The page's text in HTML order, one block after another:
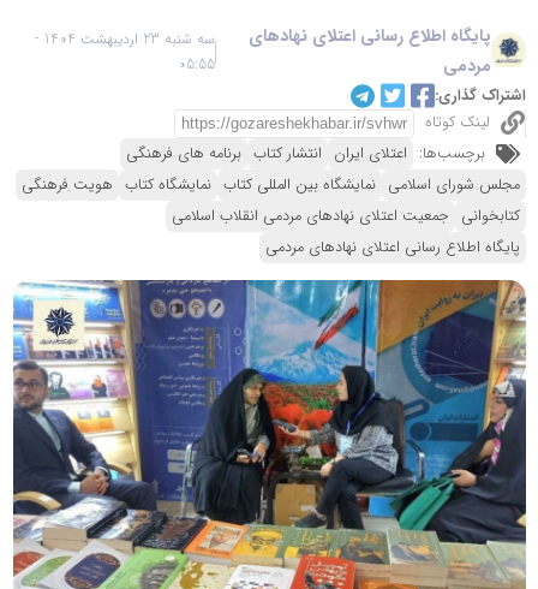
پایگاه اطلاع رسانی اعتلای نهادهای
مردمی
سه شنبه 23 اردیبهشت 1404 -
05:55
اشتراک گذاری:
لینک کوتاه
برچسب‌ها: اعتلای ایران انتشار کتاب برنامه های فرهنگی
مجلس شورای اسلامی نمایشگاه بین المللی کتاب نمایشگاه کتاب هویت فرهنگی
کتابخوانی جمعیت اعتلای نهادهای مردمی انقلاب اسلامی
پایگاه اطلاع رسانی اعتلای نهادهای مردمی